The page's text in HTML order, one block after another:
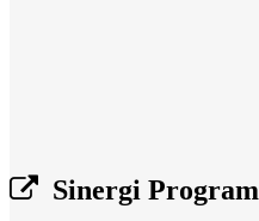
Sinergi Program